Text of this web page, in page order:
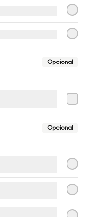
Opcional
Opcional